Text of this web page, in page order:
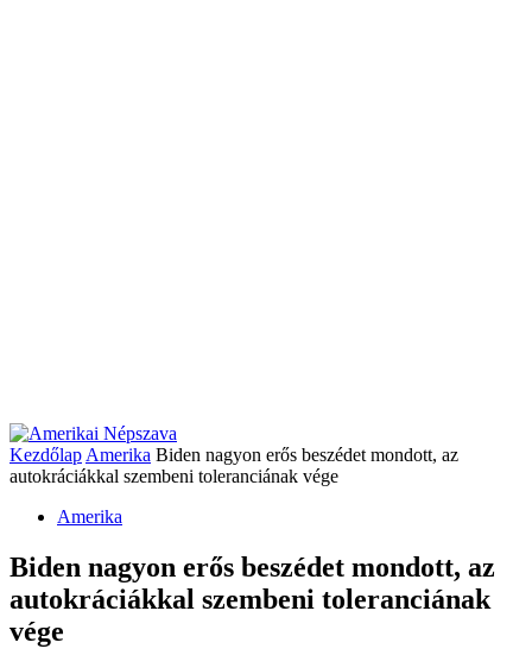
Kezdőlap Amerika Biden nagyon erős beszédet mondott, az
autokráciákkal szembeni toleranciának vége
Amerika
Biden nagyon erős beszédet mondott, az
autokráciákkal szembeni toleranciának
vége